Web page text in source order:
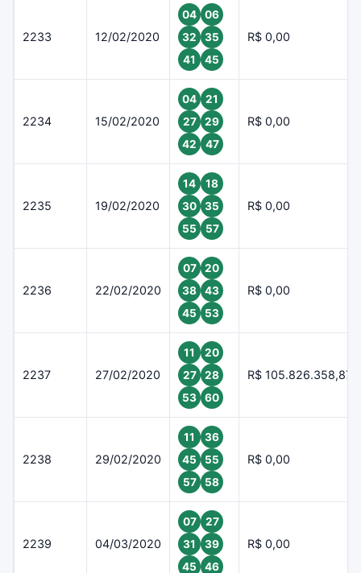
2233 12/02/2020
04
06
32
35
41
45
R$ 0,00
2234 15/02/2020
04
21
27
29
42
47
R$ 0,00
2235 19/02/2020
14
18
30
35
55
57
R$ 0,00
2236 22/02/2020
07
20
38
43
45
53
R$ 0,00
2237 27/02/2020
11
20
27
28
53
60
R$ 105.826.358,87
2238 29/02/2020
11
36
45
55
57
58
R$ 0,00
2239 04/03/2020
07
27
31
39
45
46
R$ 0,00